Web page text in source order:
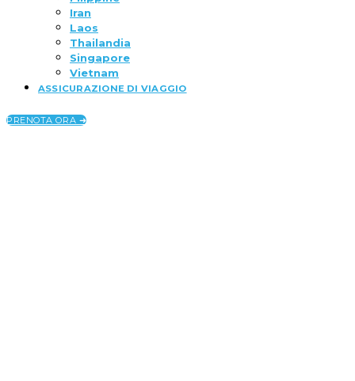
Iran
Laos
Thailandia
Singapore
Vietnam
ASSICURAZIONE DI VIAGGIO
PRENOTA ORA ➜